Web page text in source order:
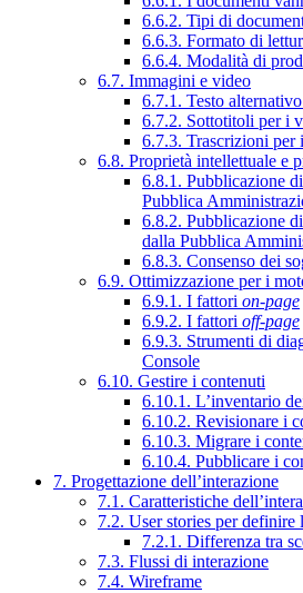
6.6.2. Tipi di
6.6.3. Formato di
6.6.4. Modalità di
6.7. Immagini e video
6.7.1. Testo
6.7.2. Sottotitoli per i
6.7.3. Trascrizioni per
6.8. Proprietà intellettuale e
6.8.1. Pubblicazione
Pubblica
6.8.2. Pubblicazione
dalla Pubblica
6.8.3. Consenso dei
6.9. Ottimizzazione per i
6.9.1. I fattori on-page
6.9.2. I fattori off-page
6.9.3. Strumenti di
Console
6.10. Gestire i contenuti
6.10.1. L’inventario
6.10.2. Revisionare i
6.10.3. Migrare i
6.10.4. Pubblicare i
7. Progettazione dell’interazione
7.1. Caratteristiche
7.2. User stories per definire
7.2.1. Differenza tra
7.3. Flussi di interazione
7.4. Wireframe